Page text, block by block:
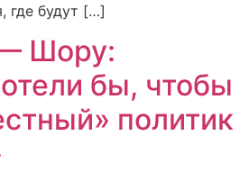
где будут […]
Шору:
бы, чтобы
политик